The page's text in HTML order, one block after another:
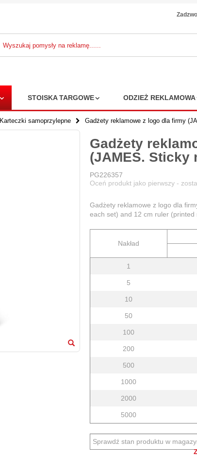
STOISKA TARGOWE ODZIEŻ REKLAMOWA
Karteczki samoprzylepne Gadżety reklamowe z logo dla firmy
Gadżety
(JAMES. Sticky
PG226357
Oceń produkt jako pierwszy -
Gadżety reklamowe z logo dla
each set) and 12 cm ruler (printed
Nakład
1
5
10
50
100
200
500
1000
2000
5000
Sprawdź stan produktu w